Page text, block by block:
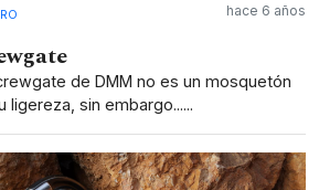
hace 6 años
de DMM no es un mosquetón
sin embargo......